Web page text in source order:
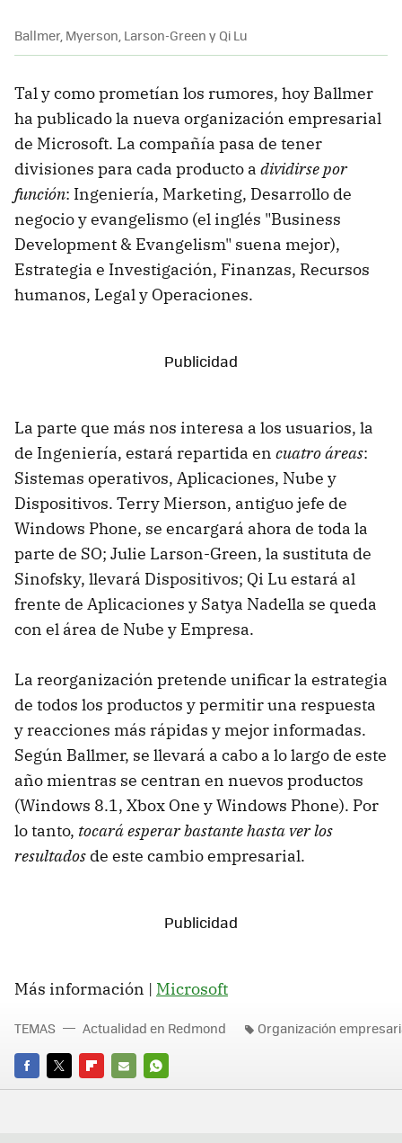
Ballmer, Myerson, Larson-Green y Qi Lu
Tal y como prometían los rumores, hoy Ballmer
ha publicado la nueva organización empresarial
de Microsoft. La compañía pasa de tener
divisiones para cada producto a dividirse por
función: Ingeniería, Marketing, Desarrollo de
negocio y evangelismo (el inglés "Business
Development & Evangelism" suena mejor),
Estrategia e Investigación, Finanzas, Recursos
humanos, Legal y Operaciones.
La parte que más nos interesa a los usuarios, la
de Ingeniería, estará repartida en cuatro áreas:
Sistemas operativos, Aplicaciones, Nube y
Dispositivos. Terry Mierson, antiguo jefe de
Windows Phone, se encargará ahora de toda la
parte de SO; Julie Larson-Green, la sustituta de
Sinofsky, llevará Dispositivos; Qi Lu estará al
frente de Aplicaciones y Satya Nadella se queda
con el área de Nube y Empresa.
La reorganización pretende unificar la estrategia
de todos los productos y permitir una respuesta
y reacciones más rápidas y mejor informadas.
Según Ballmer, se llevará a cabo a lo largo de este
año mientras se centran en nuevos productos
(Windows 8.1, Xbox One y Windows Phone). Por
lo tanto, tocará esperar bastante hasta ver los
resultados de este cambio empresarial.
Más información | Microsoft
FACEBOOK
TWITTERFLIPBOARD
E-
WHATSAPP
TEMAS Actualidad en Redmond Organización